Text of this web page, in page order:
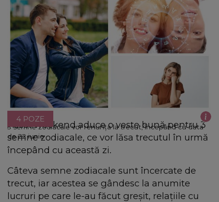
3 semne zodiacale vor renunța la trecut, începând cu data
de 22 iunie
4 POZE
Acest weekend aduce o veste bună pentru 3
semne zodiacale, ce vor lăsa trecutul în urmă
începând cu această zi.
Câteva semne zodiacale sunt încercate de
trecut, iar acestea se gândesc la anumite
lucruri pe care le-au făcut greșit, relațiile cu